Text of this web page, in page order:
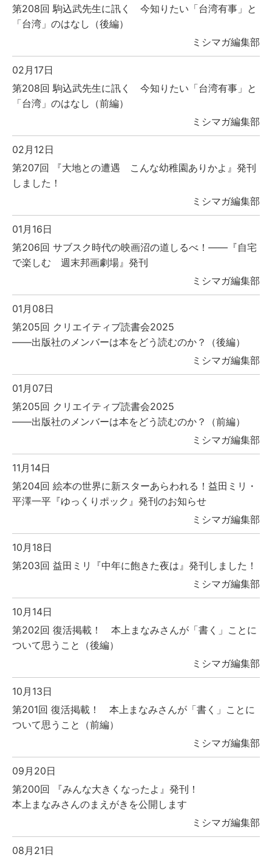
第208回 駒込武先生に訊く 今知りたい「台湾有事」と
「台湾」のはなし（後編）
ミシマガ編集部
02月17日
第208回 駒込武先生に訊く 今知りたい「台湾有事」と
「台湾」のはなし（前編）
ミシマガ編集部
02月12日
第207回 『大地との遭遇 こんな幼稚園ありかよ』発刊
しました！
ミシマガ編集部
01月16日
第206回 サブスク時代の映画沼の道しるべ！――『自宅
で楽しむ 週末邦画劇場』発刊
ミシマガ編集部
01月08日
第205回 クリエイティブ読書会2025
――出版社のメンバーは本をどう読むのか？（後編）
ミシマガ編集部
01月07日
第205回 クリエイティブ読書会2025
――出版社のメンバーは本をどう読むのか？（前編）
ミシマガ編集部
11月14日
第204回 絵本の世界に新スターあらわれる！益田ミリ・
平澤一平『ゆっくりポック』発刊のお知らせ
ミシマガ編集部
10月18日
第203回 益田ミリ『中年に飽きた夜は』発刊しました！
ミシマガ編集部
10月14日
第202回 復活掲載！ 本上まなみさんが「書く」ことに
ついて思うこと（後編）
ミシマガ編集部
10月13日
第201回 復活掲載！ 本上まなみさんが「書く」ことに
ついて思うこと（前編）
ミシマガ編集部
09月20日
第200回 『みんな大きくなったよ』発刊！
本上まなみさんのまえがきを公開します
ミシマガ編集部
08月21日